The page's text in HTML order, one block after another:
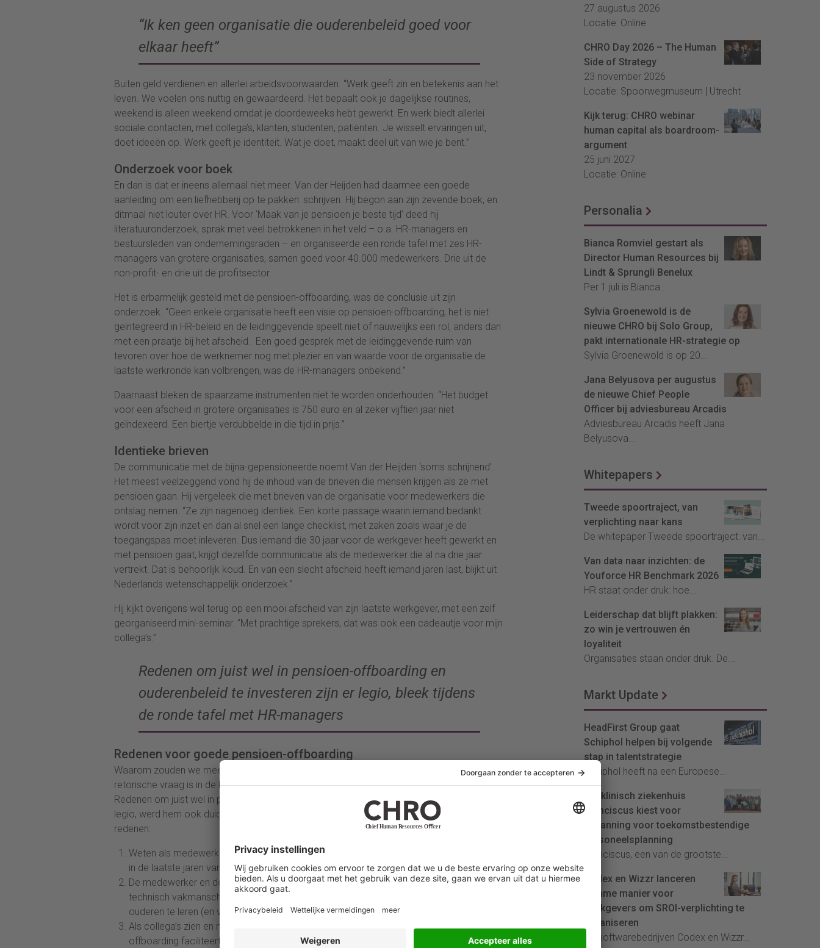
“Ik ken geen organisatie die ouderenbeleid goed voor
elkaar heeft”
Buiten geld verdienen en allerlei arbeidsvoorwaarden. “Werk geeft zin en betekenis aan het
leven. We voelen ons nuttig en gewaardeerd. Het bepaalt ook je dagelijkse routines,
weekend is alleen weekend omdat je doordeweeks hebt gewerkt. En werk biedt allerlei
sociale contacten, met collega’s, klanten, studenten, patiënten. Je wisselt ervaringen uit,
doet ideeën op. Werk geeft je identiteit. Wat je doet, maakt deel uit van wie je bent.”
Onderzoek voor boek
En dan is dat er ineens allemaal niet meer. Van der Heijden had daarmee een goede
aanleiding om een liefhebberij op te pakken: schrijven. Hij begon aan zijn zevende boek, en
ditmaal niet louter over HR. Voor ‘Maak van je pensioen je beste tijd’ deed hij
literatuuronderzoek, sprak met veel betrokkenen in het veld – o.a. HR-managers en
bestuursleden van ondernemingsraden – en organiseerde een ronde tafel met zes HR-
managers van grotere organisaties, samen goed voor 40.000 medewerkers. Drie uit de
non-profit- en drie uit de profitsector.
Het is erbarmelijk gesteld met de pensioen-offboarding, was de conclusie uit zijn
onderzoek. “Geen enkele organisatie heeft een visie op pensioen-offboarding, het is niet
geïntegreerd in HR-beleid en de leidinggevende speelt niet of nauwelijks een rol, anders dan
met een praatje bij het afscheid. Een goed gesprek met de leidinggevende ruim van
tevoren over hoe de werknemer nog met plezier en van waarde voor de organisatie de
laatste werkronde kan volbrengen, was de HR-managers onbekend.”
Daarnaast bleken de spaarzame instrumenten niet te worden onderhouden. “Het budget
voor een afscheid in grotere organisaties is 750 euro en al zeker vijftien jaar niet
geïndexeerd. Een biertje verdubbelde in die tijd in prijs.”
Identieke brieven
De communicatie met de bijna-gepensioneerde noemt Van der Heijden ‘soms schrijnend’.
Het meest veelzeggend vond hij de inhoud van de brieven die mensen krijgen als ze met
pensioen gaan. Hij vergeleek die met brieven van de organisatie voor medewerkers die
ontslag nemen. “Ze zijn nagenoeg identiek. Een korte passage waarin iemand bedankt
wordt voor zijn inzet en dan al snel een lange checklist, met zaken zoals waar je de
toegangspas moet inleveren. Dus iemand die 30 jaar voor de werkgever heeft gewerkt en
met pensioen gaat, krijgt dezelfde communicatie als de medewerker die al na drie jaar
vertrekt. Dat is behoorlijk koud. En van een slecht afscheid heeft iemand jaren last, blijkt uit
Nederlands wetenschappelijk onderzoek.”
Hij kijkt overigens wel terug op een mooi afscheid van zijn laatste werkgever, met een zelf
georganiseerd mini-seminar. “Met prachtige sprekers, dat was ook een cadeautje voor mijn
collega’s.”
Redenen om juist wel in pensioen-offboarding en
ouderenbeleid te investeren zijn er legio, bleek tijdens
de ronde tafel met HR-managers
Redenen voor goede pensioen-offboarding
Waarom zouden we meer aandacht organiseren voor ouderen die toch vertrekken? Deze
retorische vraag is in de kern de benadering van veel organisaties, volgens Van der Heijden.
Redenen om juist wel in pensioen-offboarding en ouderenbeleid te investeren zijn er echter
legio, werd hem ook duidelijk tijdens de ronde tafel met HR-managers. Vijf belangrijke
redenen:
Weten als medewerker dat je goed afscheid gaat nemen, bevordert het animo om ook
in de laatste jaren van je loopbaan inzetbaar en productief te blijven;
De medewerker en de collega’s worden aangezet tot kennisoverdracht. Zo wordt
technisch vakmanschap doorgegeven en aan de behoefte van jongeren om van
ouderen te leren (en van ouderen om kennis door te geven aan jongeren) voldaan;
Als collega’s zien en merken dat de werkgever voor haar medewerkers een goede
offboarding faciliteert, versterkt dat het vertrouwen in het goede werkgeverschap;
27 augustus 2026
Locatie: Online
CHRO Day 2026 – The Human
Side of Strategy
23 november 2026
Locatie: Spoorwegmuseum | Utrecht
Kijk terug: CHRO webinar
human capital als boardroom-
argument
25 juni 2027
Locatie: Online
Personalia
Bianca Romviel gestart als
Director Human Resources bij
Lindt & Sprungli Benelux
Per 1 juli is Bianca...
Sylvia Groenewold is de
nieuwe CHRO bij Solo Group,
pakt internationale HR-strategie op
Sylvia Groenewold is op 20...
Jana Belyusova per augustus
de nieuwe Chief People
Officer bij adviesbureau Arcadis
Adviesbureau Arcadis heeft Jana
Belyusova...
Whitepapers
Tweede spoortraject, van
verplichting naar kans
De whitepaper Tweede spoortraject: van...
Van data naar inzichten: de
Youforce HR Benchmark 2026
HR staat onder druk: hoe...
Leiderschap dat blijft plakken:
zo win je vertrouwen én
loyaliteit
Organisaties staan onder druk. De...
Markt Update
HeadFirst Group gaat
Schiphol helpen bij volgende
stap in talentstrategie
Schiphol heeft na een Europese...
Topklinisch ziekenhuis
Franciscus kiest voor
InPlanning voor toekomstbestendige
personeelsplanning
Franciscus, een van de grootste...
Codex en Wizzr lanceren
slimme manier voor
werkgevers om SROI-verplichting te
organiseren
De softwarebedrijven Codex en Wizzr...